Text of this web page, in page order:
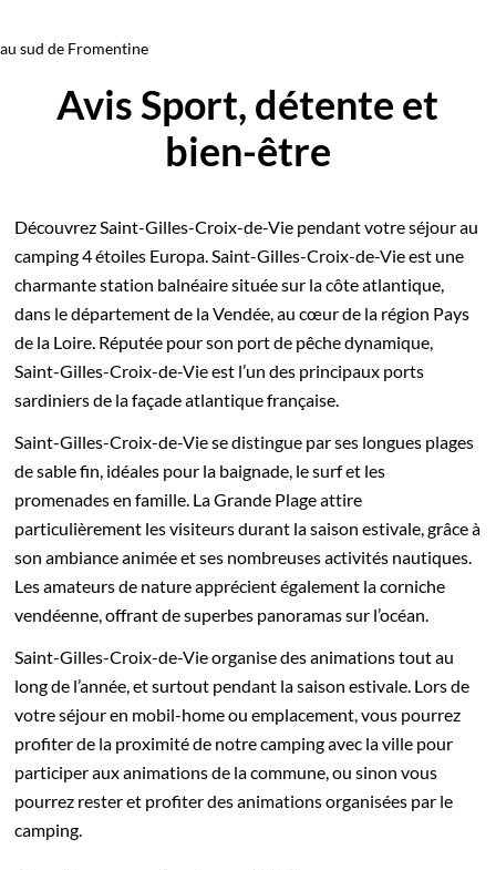
au sud de Fromentine
Avis Sport, détente et
bien-être
Découvrez Saint-Gilles-Croix-de-Vie pendant votre séjour au
camping 4 étoiles Europa. Saint-Gilles-Croix-de-Vie est une
charmante station balnéaire située sur la côte atlantique,
dans le département de la Vendée, au cœur de la région Pays
de la Loire. Réputée pour son port de pêche dynamique,
Saint-Gilles-Croix-de-Vie est l’un des principaux ports
sardiniers de la façade atlantique française.
Saint-Gilles-Croix-de-Vie se distingue par ses longues plages
de sable fin, idéales pour la baignade, le surf et les
promenades en famille. La Grande Plage attire
particulièrement les visiteurs durant la saison estivale, grâce à
son ambiance animée et ses nombreuses activités nautiques.
Les amateurs de nature apprécient également la corniche
vendéenne, offrant de superbes panoramas sur l’océan.
Saint-Gilles-Croix-de-Vie organise des animations tout au
long de l’année, et surtout pendant la saison estivale. Lors de
votre séjour en mobil-home ou emplacement, vous pourrez
profiter de la proximité de notre camping avec la ville pour
participer aux animations de la commune, ou sinon vous
pourrez rester et profiter des animations organisées par le
camping.